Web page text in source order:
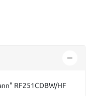
RF251CDВW/HF